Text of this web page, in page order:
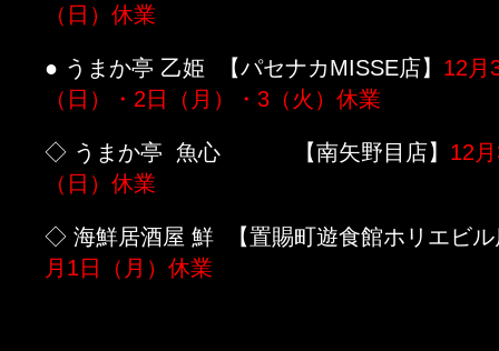
（日）休業
● うまか亭 乙姫 【パセナカMISSE店】 12月
（日）・2日（月）・3（火）休業
◇ うまか亭 魚心 【南矢野目店】 12
（日）休業
◇ 海鮮居酒屋 鮮 【置賜町遊食館ホリエビル
月1日（月）休業